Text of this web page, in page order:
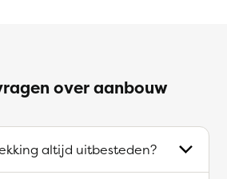
over aanbouw
altijd uitbesteden?